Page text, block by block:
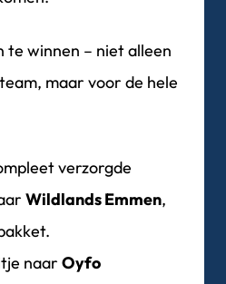
te winnen – niet alleen
maar voor de hele
verzorgde
Wildlands Emmen,
naar Oyfo